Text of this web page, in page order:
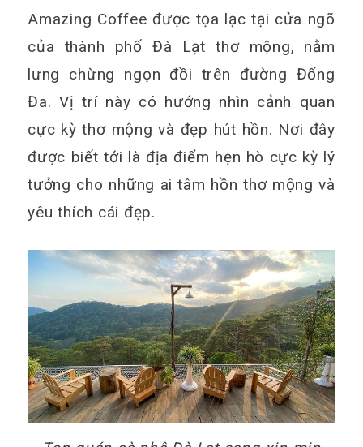
Amazing Coffee được tọa lạc tại cửa ngõ
của thành phố Đà Lạt thơ mộng, nằm
lưng chừng ngọn đồi trên đường Đống
Đa. Vị trí này có hướng nhìn cảnh quan
cực kỳ thơ mộng và đẹp hút hồn. Nơi đây
được biết tới là địa điểm hẹn hò cực kỳ lý
tưởng cho những ai tâm hồn thơ mộng và
yêu thích cái đẹp.